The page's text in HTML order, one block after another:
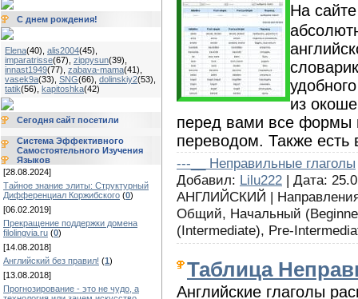
С днем рождения!
Elena(40) alis2004(45)
imparatrisse(67) zippysun(39)
innast1949(77) zabava-mama(41)
vasek9a(33) SNG(66) dolinskiy2(53)
tatik(56) kapitoshka(42)
Сегодня сайт посетили
Система Эффективного
Самостоятельного Изучения
Языков
[28.08.2024]
Тайное знание элиты: Структурный
Дифференциал Коржибского (0)
[06.02.2019]
Прекращение поддержки домена
filolingvia.ru (0)
[14.08.2018]
Английский без правил! (1)
[13.08.2018]
Прогнозирование - это не чудо, а
На сайте
из
перед вами все формы
переводом. Также есть
---__ Неправильные глаголы
Добавил: Lilu222 | Дата:
АНГЛИЙСКИЙ |
Общий, Начальный
(Intermediate), Pre-
Таблица
Английские глаголы